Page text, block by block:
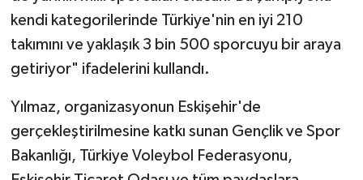
kendi kategorilerinde Türkiye'nin en iyi 210
takımını ve yaklaşık 3 bin 500 sporcuyu bir araya
getiriyor" ifadelerini kullandı.
Yılmaz, organizasyonun Eskişehir'de
gerçekleştirilmesine katkı sunan Gençlik ve Spor
Bakanlığı, Türkiye Voleybol Federasyonu,